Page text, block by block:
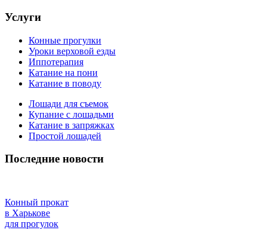
Услуги
Конные прогулки
Уроки верховой езды
Иппотерапия
Катание на пони
Катание в поводу
Лошади для съемок
Купание с лошадьми
Катание в запряжках
Простой лошадей
Последние новости
Конный прокат
в Харькове
для прогулок